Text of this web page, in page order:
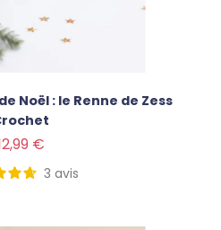
Noël : le Renne de Zess
€
3 avis